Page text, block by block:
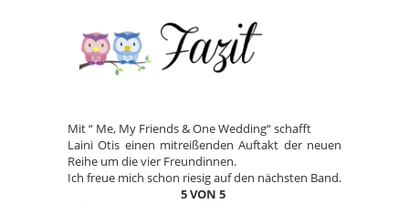
Mit “ Me, My Friends & One Wedding“ schafft
Laini Otis einen mitreißenden Auftakt der neuen
Reihe um die vier Freundinnen.
Ich freue mich schon riesig auf den nächsten Band.
5 VON 5